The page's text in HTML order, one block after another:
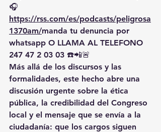
🎧
https://rss.com/es/podcasts/peligrosa
1370am/manda tu denuncia por
whatsapp O LLAMA AL TELEFONO
247 47 2 03 03 ☎️📲🚨
Más allá de los discursos y las
formalidades, este hecho abre una
discusión urgente sobre la ética
pública, la credibilidad del Congreso
local y el mensaje que se envía a la
ciudadanía: que los cargos siguen